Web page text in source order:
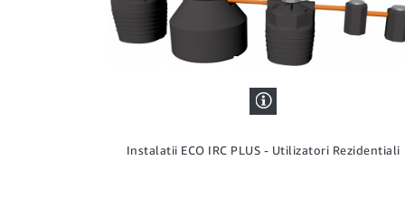
Instalatii ECO IRC PLUS - Utilizatori Rezidentiali